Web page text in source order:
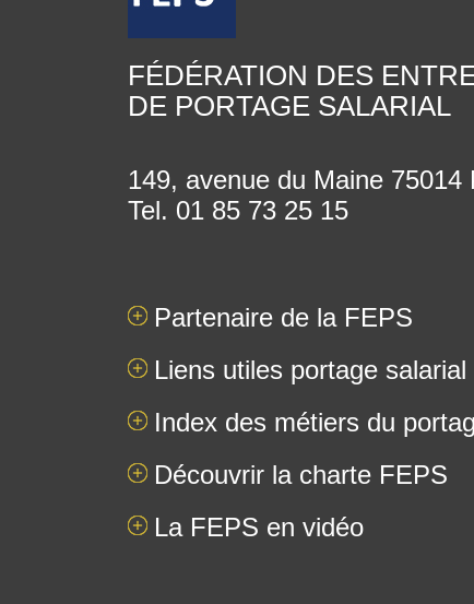
FÉDÉRATION DES
DE PORTAGE SALARIAL
149, avenue du Maine 75014
Tel. 01 85 73 25 15
Partenaire de la FEPS
Liens utiles portage salarial
Index des métiers du
Découvrir la charte FEPS
La FEPS en vidéo